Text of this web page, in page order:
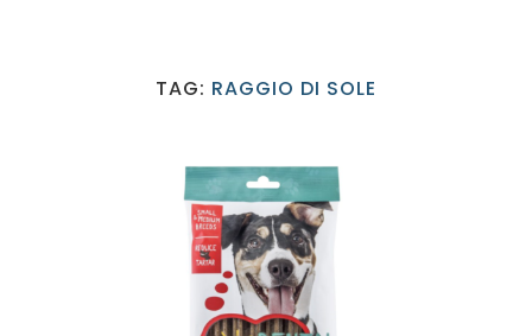
TAG: RAGGIO DI SOLE